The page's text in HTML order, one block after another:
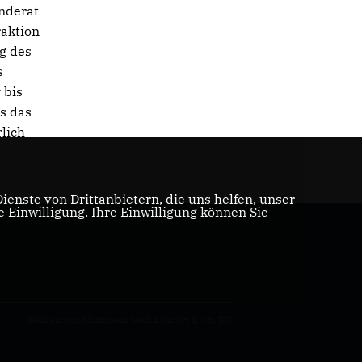
des
bis
das
von Drittanbietern, die uns helfen, unser
Einwilligung. Ihre Einwilligung können Sie